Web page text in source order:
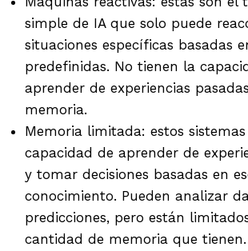
simple de IA que solo puede
situaciones específicas basadas
predefinidas. No tienen la
aprender de experiencias
memoria.
Memoria limitada: estos
capacidad de aprender de
y tomar decisiones basadas en
conocimiento. Pueden analizar
predicciones, pero están
cantidad de memoria que tienen.